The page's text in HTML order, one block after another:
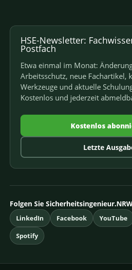
HSE-Newsletter:
Postfach
Etwa einmal im Monat:
Arbeitsschutz, neue Fachartikel,
Werkzeuge und aktuelle
Kostenlos und jederzeit
Kostenlos
Letzte
Folgen Sie
LinkedIn Facebook YouTube
Spotify